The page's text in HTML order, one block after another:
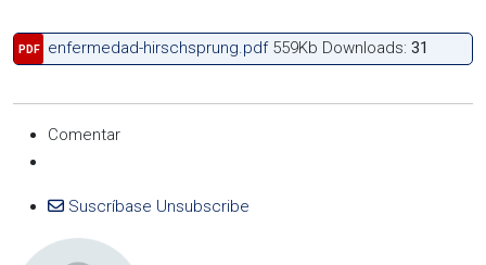
PDF enfermedad-hirschsprung.pdf 559Kb Downloads:31
Comentar
Suscríbase Unsubscribe